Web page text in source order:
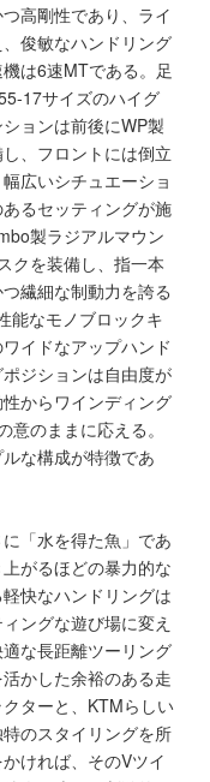
高剛性であり、ライ
俊敏なハンドリング
は6速MTである。足
17サイズのハイグ
ョンは前後にWP製
、フロントには倒立
広いシチュエーショ
るセッティングが施
製ラジアルマウン
クを装備し、指一本
繊細な制動力を誇る
能なモノブロックキ
イドなアップハンド
ジションは自由度が
からワインディング
のままに応える。
な構成が特徴であ
「水を得た魚」であ
がるほどの暴力的な
快なハンドリングは
ングな遊び場に変え
な長距離ツーリング
かした余裕のある走
ターと、KTMらしい
のスタイリングを所
ければ、そのVツイ